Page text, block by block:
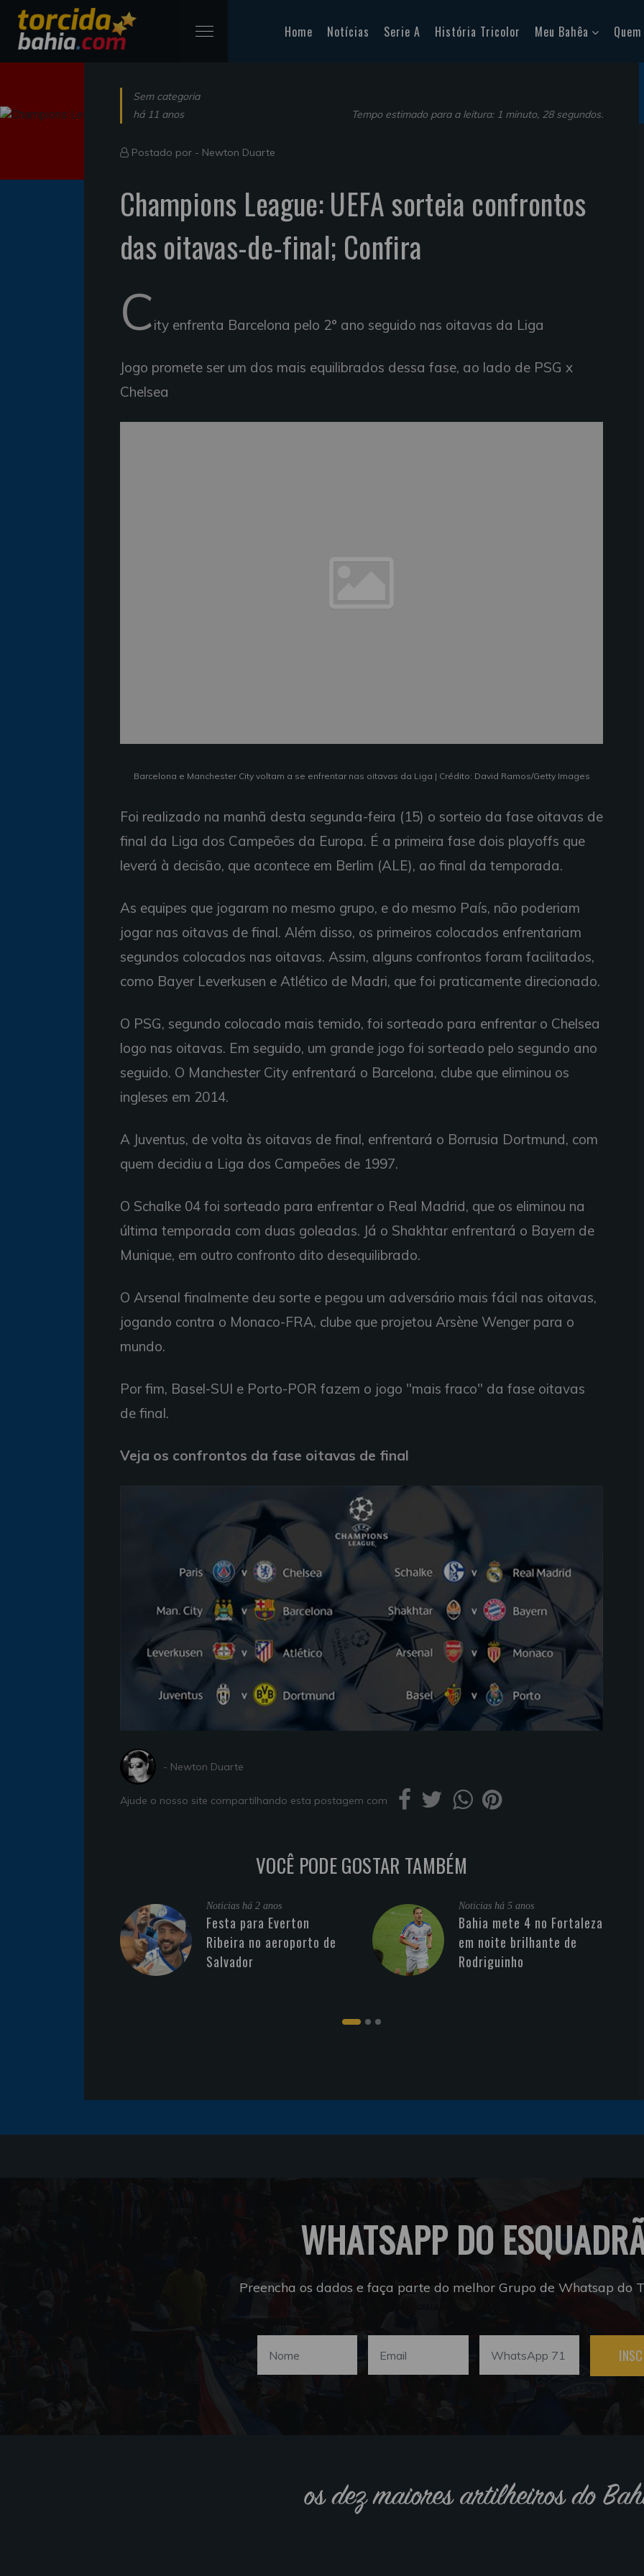
Home Notícias Serie A História Tricolor Meu Bahêa
Sem categoria
há 11 anos
Tempo estimado para a leitura: 1 minuto, 28 segundos.
Postado por - Newton Duarte
Champions League: UEFA sorteia confrontos
das oitavas-de-final; Confira
City enfrenta Barcelona pelo 2° ano seguido nas oitavas da Liga
Jogo promete ser um dos mais equilibrados dessa fase, ao lado de PSG x
Chelsea
Barcelona e Manchester City voltam a se enfrentar nas oitavas da Liga | Crédito: David Ramos/Getty Images
Foi realizado na manhã desta segunda-feira (15) o sorteio da fase oitavas de
final da Liga dos Campeões da Europa. É a primeira fase dois playoffs que
leverá à decisão, que acontece em Berlim (ALE), ao final da temporada.
As equipes que jogaram no mesmo grupo, e do mesmo País, não poderiam
jogar nas oitavas de final. Além disso, os primeiros colocados enfrentariam
segundos colocados nas oitavas. Assim, alguns confrontos foram facilitados,
como Bayer Leverkusen e Atlético de Madri, que foi praticamente direcionado.
O PSG, segundo colocado mais temido, foi sorteado para enfrentar o Chelsea
logo nas oitavas. Em seguido, um grande jogo foi sorteado pelo segundo ano
seguido. O Manchester City enfrentará o Barcelona, clube que eliminou os
ingleses em 2014.
A Juventus, de volta às oitavas de final, enfrentará o Borrusia Dortmund, com
quem decidiu a Liga dos Campeões de 1997.
O Schalke 04 foi sorteado para enfrentar o Real Madrid, que os eliminou na
última temporada com duas goleadas. Já o Shakhtar enfrentará o Bayern de
Munique, em outro confronto dito desequilibrado.
O Arsenal finalmente deu sorte e pegou um adversário mais fácil nas oitavas,
jogando contra o Monaco-FRA, clube que projetou Arsène Wenger para o
mundo.
Por fim, Basel-SUI e Porto-POR fazem o jogo "mais fraco" da fase oitavas
de final.
Veja os confrontos da fase oitavas de final
- Newton Duarte
Ajude o nosso site compartilhando esta postagem com
VOCÊ PODE GOSTAR TAMBÉM
Noticias há 2 anos
Festa para Everton
Ribeira no aeroporto de
Salvador
Noticias há 5 anos
Bahia mete 4 no Fortaleza
em noite brilhante de
Rodriguinho
WHATSAPP DO
Preencha os dados e faça parte do melhor Grupo de Whatsap do
os dez maiores artilheiros do